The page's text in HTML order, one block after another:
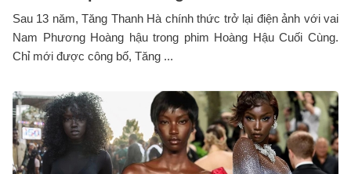
Sau 13 năm, Tăng Thanh Hà chính thức trở lại điện ảnh với vai
Nam Phương Hoàng hậu trong phim Hoàng Hậu Cuối Cùng.
Chỉ mới được công bố, Tăng ...